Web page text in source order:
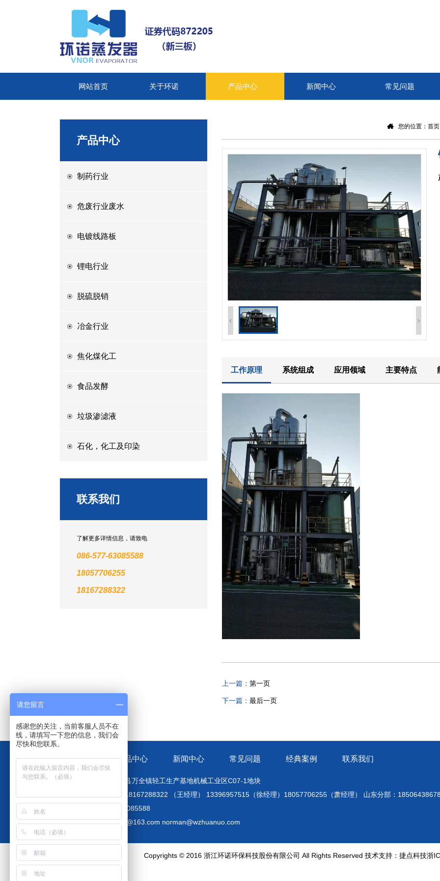
网站首页 关于环诺 产品中心 新闻中心 常见问题
产品中心
制药行业
危废行业废水
电镀线路板
锂电行业
脱硫脱销
冶金行业
焦化煤化工
食品发酵
垃圾渗滤液
石化，化工及印染
联系我们
了解更多详情信息，请致电
086-577-63085588
18057706255
18167288322
您的位置： 首页
工作原理 系统组成 应用领域 主要特点
防止锅炉内煤燃烧后产生过多的NOx污染环境，应对煤进行脱硝处理。
上一篇： 第一页
下一篇： 最后一页
关于环诺 产品中心 新闻中心 常见问题 经典案例 联系我们
地址：温州市平阳县万全镇轻工生产基地机械工业区C07-1地块
手机：大区经理：18167288322 （王经理） 13396957515（徐经理）18057706255（萧经理） 山东分部：18506438678
电话：086-577-63085588
邮箱：wzhuannuo@163.com norman@wzhuanuo.com
Copyrights © 2016 浙江环诺环保科技股份有限公司 All Rights Reserved 技术支持： 捷点科技浙
请您留言
感谢您的关注，当前客服人员不在
线，请填写一下您的信息，我们会
尽快和您联系。